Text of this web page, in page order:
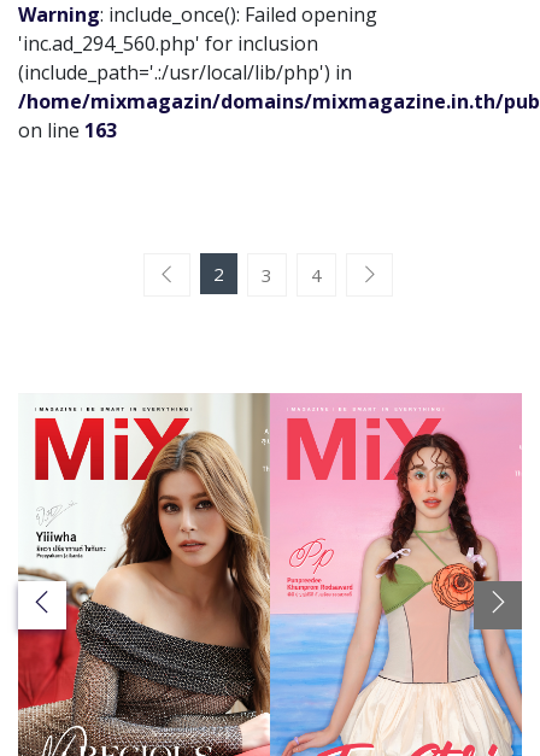
Warning: include_once(): Failed opening
'inc.ad_294_560.php' for inclusion
(include_path='.:/usr/local/lib/php') in
/home/mixmagazin/domains/mixmagazine.in.th/
on line 163
2 3 4